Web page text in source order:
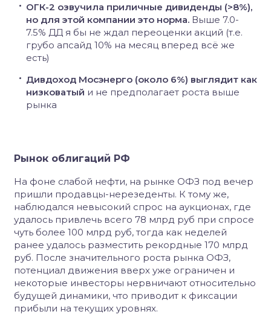
ОГК-2 озвучила приличные дивиденды (>8%),
но для этой компании это норма. Выше 7.0-
7.5% ДД я бы не ждал переоценки акций (т.е.
грубо апсайд 10% на месяц вперед всё же
есть)
Дивдоход Мосэнерго (около 6%) выглядит как
низковатый и не предполагает роста выше
рынка
Рынок облигаций РФ
На фоне слабой нефти, на рынке ОФЗ под вечер
пришли продавцы-нерезеденты. К тому же,
наблюдался невысокий спрос на аукционах, где
удалось привлечь всего 78 млрд руб при спросе
чуть более 100 млрд руб, тогда как неделей
ранее удалось разместить рекордные 170 млрд
руб. После значительного роста рынка ОФЗ,
потенциал движения вверх уже ограничен и
некоторые инвесторы нервничают относительно
будущей динамики, что приводит к фиксации
прибыли на текущих уровнях.